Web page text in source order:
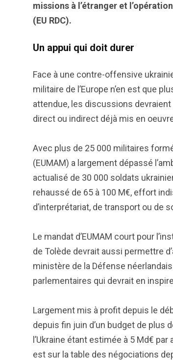
missions à l’étranger et
(EU RDC).
Un appui qui doit durer
Face à une contre-offensive
militaire de l’Europe n’en est que
attendue, les discussions
direct ou indirect déjà mis en
Avec plus de 25 000 militaires
(EUMAM) a largement dépassé
actualisé de 30 000 soldats
rehaussé de 65 à 100 M€, effort
d’interprétariat, de transport ou de
Le mandat d’EUMAM court pour
de Tolède devrait aussi permettre
ministère de la Défense
parlementaires qui devrait en
Largement mis à profit depuis le
depuis fin juin d’un budget de plus
l’Ukraine étant estimée à 5 Md€
est sur la table des négociations